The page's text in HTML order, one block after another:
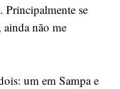
se
não me
um em Sampa e